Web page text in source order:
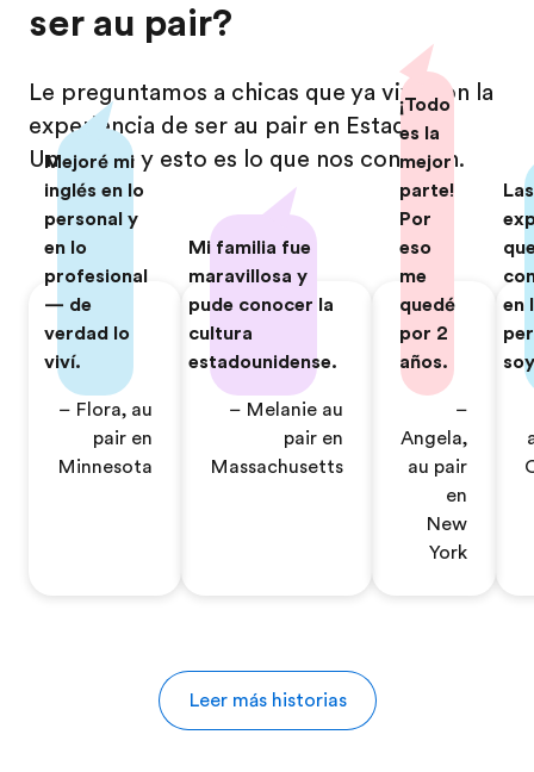
ser au pair?
Le preguntamos a chicas que ya vivieron la
experiencia de ser au pair en Estados
Unidos — y esto es lo que nos contaron.
Mejoré mi
inglés en lo
personal y
en lo
profesional
— de
verdad lo
viví.
– Flora, au
pair en
Minnesota
Mi familia fue
maravillosa y
pude conocer la
cultura
estadounidense.
– Melanie au
pair en
Massachusetts
¡Todo
es la
mejor
parte!
Por
eso
me
quedé
por 2
años.
–
Angela,
au pair
en
New
York
Las
en
Leer más historias